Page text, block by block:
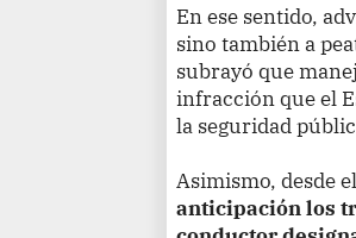
En ese sentido,
sino también a
subrayó que
infracción que el
la seguridad
Asimismo, desde
anticipación los